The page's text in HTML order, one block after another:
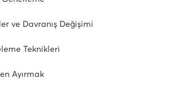
ve Davranış Değişimi
Teknikleri
Ayırmak